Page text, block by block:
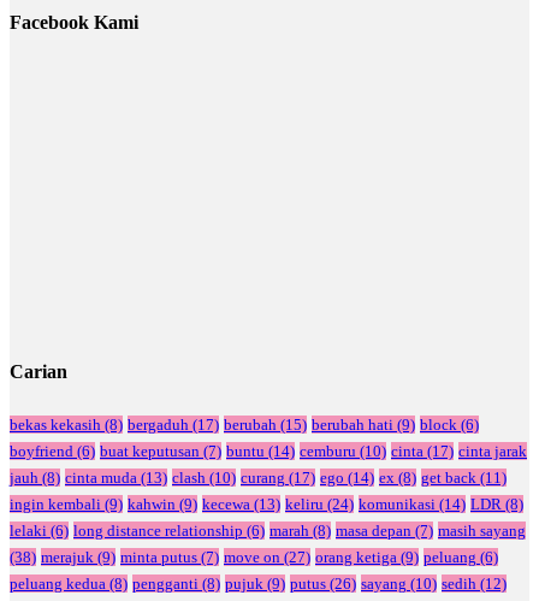
Facebook Kami
Carian
bekas kekasih (8) bergaduh (17) berubah (15) berubah hati (9) block (6)
boyfriend (6) buat keputusan (7) buntu (14) cemburu (10) cinta (17) cinta jarak
jauh (8) cinta muda (13) clash (10) curang (17) ego (14) ex (8) get back (11)
ingin kembali (9) kahwin (9) kecewa (13) keliru (24) komunikasi (14) LDR (8)
lelaki (6) long distance relationship (6) marah (8) masa depan (7) masih sayang
(38) merajuk (9) minta putus (7) move on (27) orang ketiga (9) peluang (6)
peluang kedua (8) pengganti (8) pujuk (9) putus (26) sayang (10) sedih (12)